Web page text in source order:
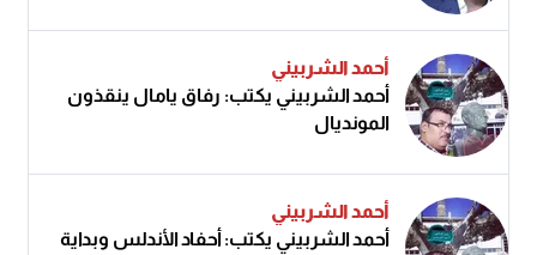
أحمد الشربيني
أحمد الشربيني يكتب: رفاق يامال ينقذون
المونديال
أحمد الشربيني
أحمد الشربيني يكتب: أحفاد الأندلس وبداية